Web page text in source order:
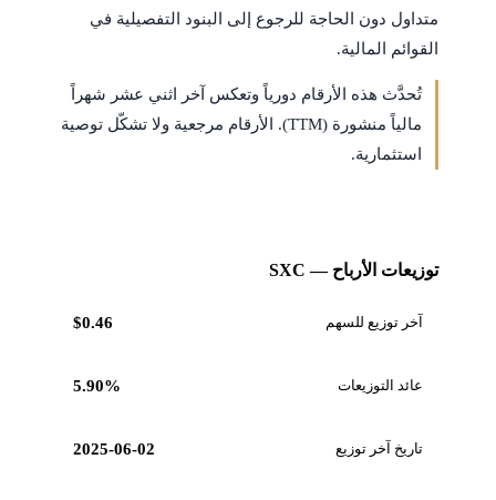
متداول دون الحاجة للرجوع إلى البنود التفصيلية في
القوائم المالية.
تُحدَّث هذه الأرقام دورياً وتعكس آخر اثني عشر شهراً
مالياً منشورة (TTM). الأرقام مرجعية ولا تشكّل توصية
استثمارية.
توزيعات الأرباح — SXC
آخر توزيع للسهم $0.46
عائد التوزيعات 5.90%
تاريخ آخر توزيع 2025-06-02